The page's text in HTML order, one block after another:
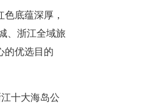
底蕴深厚，
、浙江全域旅
的优选目的
十大海岛公